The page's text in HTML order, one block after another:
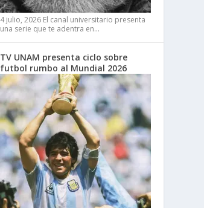
4 julio, 2026 El canal universitario presenta
una serie que te adentra en…
TV UNAM presenta ciclo sobre
futbol rumbo al Mundial 2026